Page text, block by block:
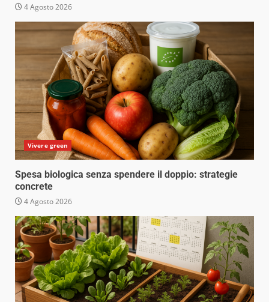
4 Agosto 2026
Vivere green
Spesa biologica senza spendere il doppio: strategie
concrete
4 Agosto 2026